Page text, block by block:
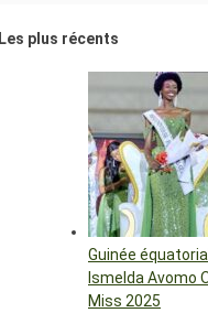
Les plus récents
Guinée
Ismelda Avomo
Miss 2025